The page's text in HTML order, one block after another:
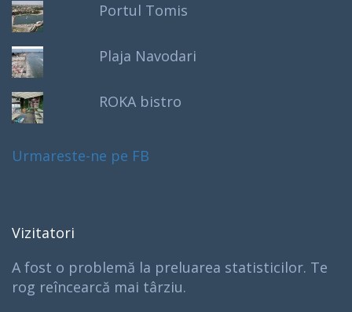
Portul Tomis
Plaja Navodari
ROKA bistro
Urmareste-ne pe FB
Vizitatori
A fost o problemă la preluarea statisticilor. Te
rog reîncearcă mai târziu.